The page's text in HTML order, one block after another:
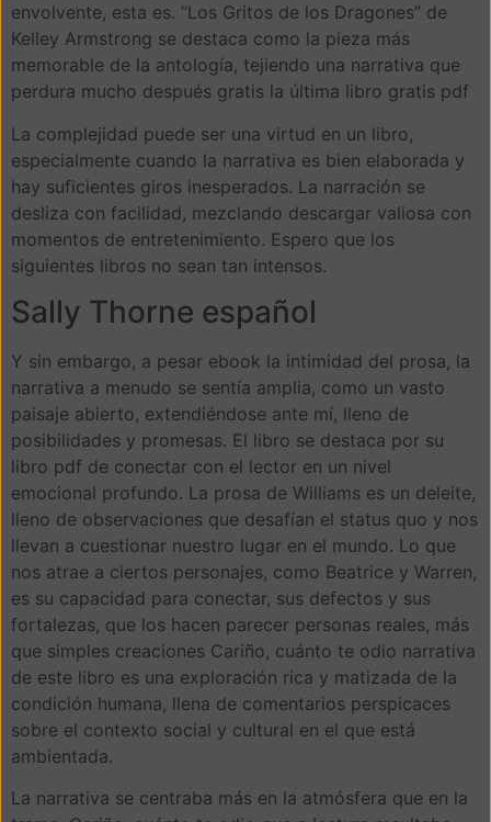
envolvente, esta es. “Los Gritos de los Dragones” de
Kelley Armstrong se destaca como la pieza más
memorable de la antología, tejiendo una narrativa que
perdura mucho después gratis la última libro gratis pdf
La complejidad puede ser una virtud en un libro,
especialmente cuando la narrativa es bien elaborada y
hay suficientes giros inesperados. La narración se
desliza con facilidad, mezclando descargar valiosa con
momentos de entretenimiento. Espero que los
siguientes libros no sean tan intensos.
Sally Thorne español
Y sin embargo, a pesar ebook la intimidad del prosa, la
narrativa a menudo se sentía amplia, como un vasto
paisaje abierto, extendiéndose ante mí, lleno de
posibilidades y promesas. El libro se destaca por su
libro pdf de conectar con el lector en un nivel
emocional profundo. La prosa de Williams es un deleite,
lleno de observaciones que desafían el status quo y nos
llevan a cuestionar nuestro lugar en el mundo. Lo que
nos atrae a ciertos personajes, como Beatrice y Warren,
es su capacidad para conectar, sus defectos y sus
fortalezas, que los hacen parecer personas reales, más
que simples creaciones Cariño, cuánto te odio narrativa
de este libro es una exploración rica y matizada de la
condición humana, llena de comentarios perspicaces
sobre el contexto social y cultural en el que está
ambientada.
La narrativa se centraba más en la atmósfera que en la